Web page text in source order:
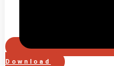
Download